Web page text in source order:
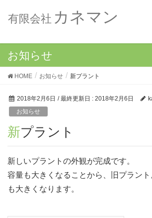
有限会社 カネマン
お知らせ
HOME お知らせ 新プラント
2018年2月6日 / 最終更新日 : 2018年2月6日
お知らせ
新プラント
新しいプラントの外観が完成です。
容量も大きくなることから、旧プラン
も大きくなります。